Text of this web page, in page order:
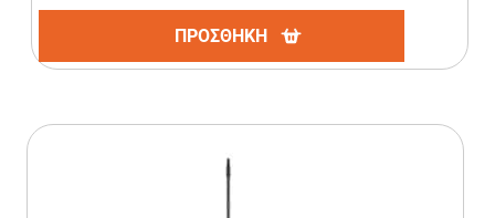
ΠΡΟΣΘΗΚΗ